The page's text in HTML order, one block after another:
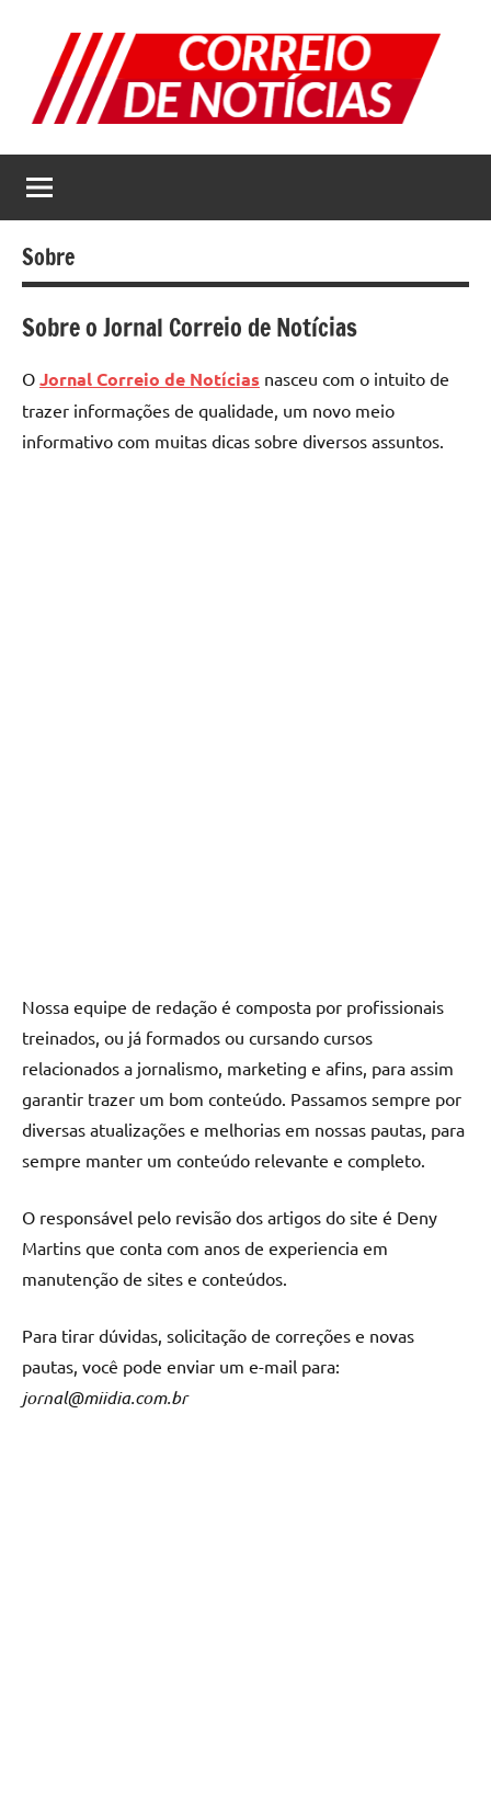
conteúdo
Correio
de
Notícias
as
melhores
notícias
Sobre
Sobre o Jornal Correio de Notícias
O Jornal Correio de Notícias nasceu com o intuito de
trazer informações de qualidade, um novo meio
informativo com muitas dicas sobre diversos assuntos.
Nossa equipe de redação é composta por profissionais
treinados, ou já formados ou cursando cursos
relacionados a jornalismo, marketing e afins, para assim
garantir trazer um bom conteúdo. Passamos sempre por
diversas atualizações e melhorias em nossas pautas, para
sempre manter um conteúdo relevante e completo.
O responsável pelo revisão dos artigos do site é Deny
Martins que conta com anos de experiencia em
manutenção de sites e conteúdos.
Para tirar dúvidas, solicitação de correções e novas
pautas, você pode enviar um e-mail para:
jornal@miidia.com.br